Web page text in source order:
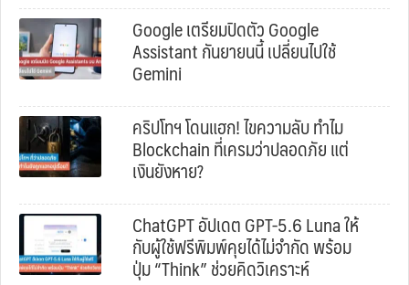
Google เตรียมปิดตัว Google
Assistant กันยายนนี้ เปลี่ยนไปใช้
Gemini
คริปโทฯ โดนแฮก! ไขความลับ ทำไม
Blockchain ที่เครมว่าปลอดภัย แต่
เงินยังหาย?
ChatGPT อัปเดต GPT-5.6 Luna ให้
กับผู้ใช้ฟรีพิมพ์คุยได้ไม่จำกัด พร้อม
ปุ่ม “Think” ช่วยคิดวิเคราะห์